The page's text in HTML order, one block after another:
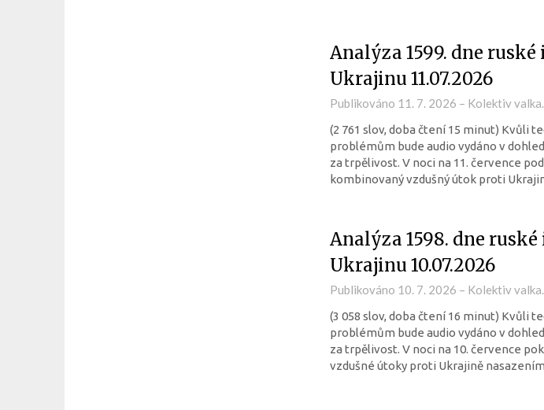
Analýza 1599. dne ruské
Ukrajinu 11.07.2026
Publikováno 11. 7. 2026 – Kolektiv
(2 761 slov, doba čtení 15 minut) Kvůli
problémům bude audio vydáno v
za trpělivost. V noci na 11. července
kombinovaný vzdušný útok proti
Analýza 1598. dne ruské
Ukrajinu 10.07.2026
Publikováno 10. 7. 2026 – Kolektiv
(3 058 slov, doba čtení 16 minut) Kvůli
problémům bude audio vydáno v
za trpělivost. V noci na 10. července
vzdušné útoky proti Ukrajině